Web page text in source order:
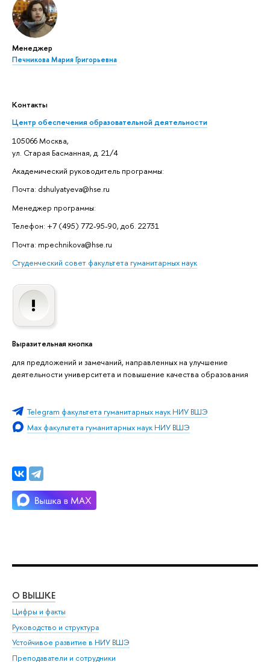
Менеджер
Печникова Мария Григорьевна
Контакты
Центр обеспечения образовательной деятельности
105066 Москва,
ул. Старая Басманная, д. 21/4
Академический руководитель программы:
Почта: dshulyatyeva@hse.ru
Менеджер программы:
Телефон: +7 (495) 772-95-90, доб. 22731
Почта: mpechnikova@hse.ru
Студенческий совет факультета гуманитарных наук
Выразительная кнопка
для предложений и замечаний, направленных на улучшение
деятельности университета и повышение качества образования
Telegram факультета гуманитарных наук НИУ ВШЭ
Max факультета гуманитарных наук НИУ ВШЭ
О ВЫШКЕ
Цифры и факты
Руководство и структура
Устойчивое развитие в НИУ ВШЭ
Преподаватели и сотрудники